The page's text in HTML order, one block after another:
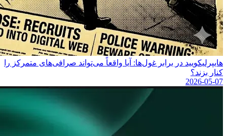
هایپرلیکویید در برابر غول‌ها: آیا واقعاً می‌تواند صرافی‌های متمرکز را
کنار بزند؟
2026-05-07